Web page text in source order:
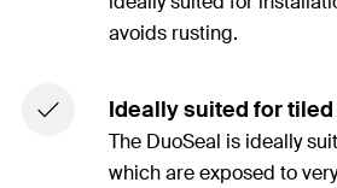
avoids rusting.
Ideally suited for
The DuoSeal is ideally
which are exposed to